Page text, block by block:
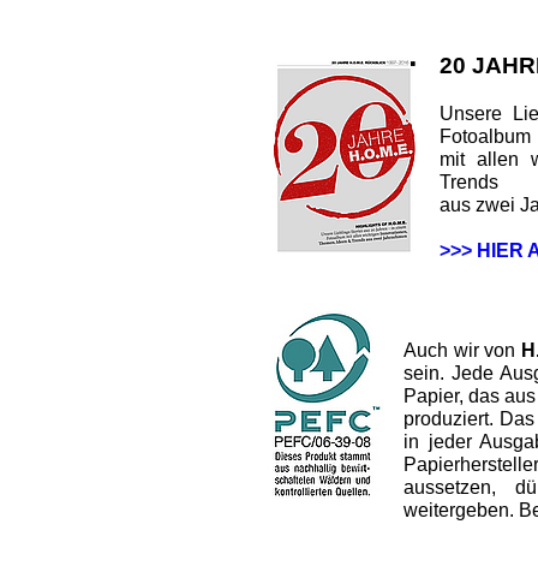
20
Unsere
Fotoalbum
mit allen
Trends
aus zwei
>>> HIER
Auch wir von
sein. Jede
Papier, das
produziert.
in jeder
aussetzen,
weitergeben.